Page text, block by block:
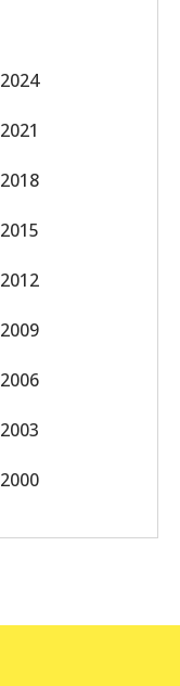
2024
2021
2018
2015
2012
2009
2006
2003
2000